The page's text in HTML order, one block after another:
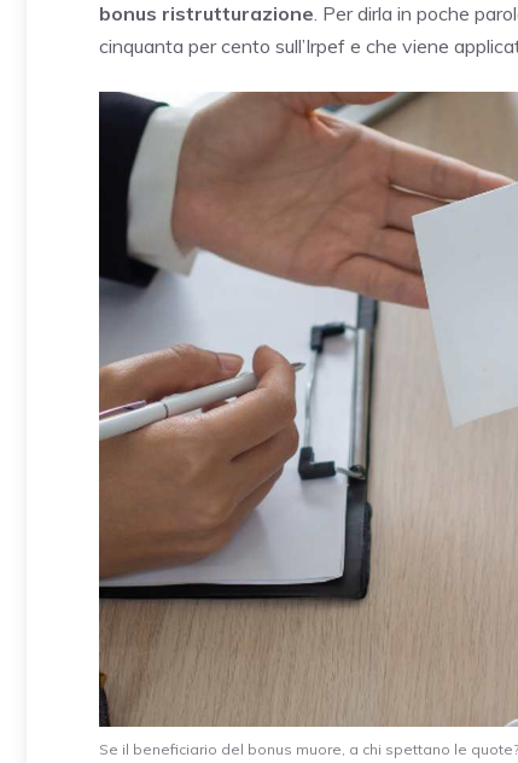
bonus ristrutturazione . Per dirla in poche
cinquanta per cento sull’Irpef e che viene
Se il beneficiario del bonus muore, a chi spettano le